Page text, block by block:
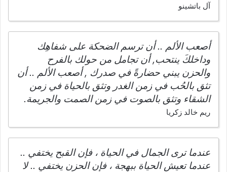
آل باتشينو
أصعب الألم .. أن ترسم الضحكة على شفاهِك
وداخلكَ ينتحب, أن تجامل من حولك بالفرح
والحزن يبني حضارةً في صدرك , أصعب الألم .. أن
تثق بالحُب في زمن الغدر وتثق بالحياة في زمن
الشقاء وتثق بالصوت في زمن الصمت والجريمة.
ريم خالد زكريا
عندما ترى الجمال في الحياة ، فإن القبح يختفي ..
عندما تعيش الحياة ببهجة ، فإن الحزن يختفي .. لا